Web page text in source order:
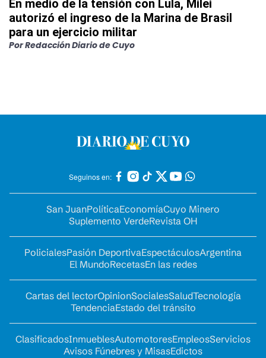
En medio de la tensión con Lula, Milei
autorizó el ingreso de la Marina de Brasil
para un ejercicio militar
PorRedacción Diario de Cuyo
Seguinos en:
San JuanPolíticaEconomíaCuyo Minero
Suplemento VerdeRevista OH
PolicialesPasión DeportivaEspectáculosArgentina
El MundoRecetasEn las redes
Cartas del lectorOpinionSocialesSaludTecnología
TendenciaEstado del tránsito
ClasificadosInmueblesAutomotoresEmpleosServicios
Avisos Fúnebres y MisasEdictos